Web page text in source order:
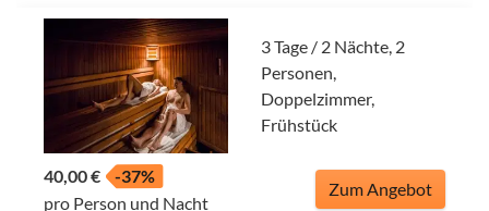
3 Tage / 2 Nächte, 2
Personen,
Doppelzimmer,
Frühstück
40,00 €
-37%
pro Person und Nacht
Zum Angebot